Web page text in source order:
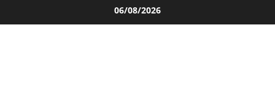
al
06/08/2026